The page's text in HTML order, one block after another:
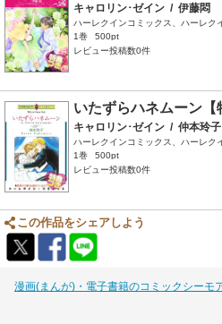
キャロリン･ゼイン / 伊藤悶
ハーレクインコミックス、ハーレク
1巻
500pt
レビュー投稿数0件
いたずらハネムーン【
キャロリン･ゼイン / 仲本玲子
ハーレクインコミックス、ハーレク
1巻
500pt
レビュー投稿数0件
この作品をシェアしよう
漫画(まんが)・電子書籍のコミックシーモ